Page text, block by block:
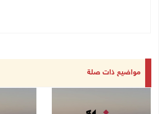
مواضيع ذات صلة